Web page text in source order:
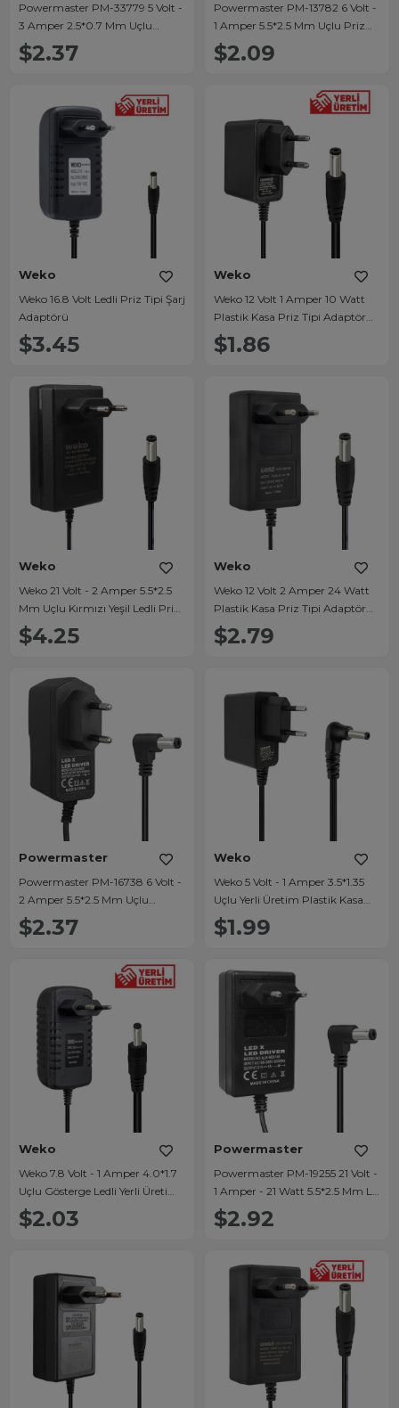
Powermaster PM-33779 5 Volt -
3 Amper 2.5*0.7 Mm Uçlu
Plastik Kasa Priz Tipi Adaptör
$2.37
Powermaster PM-13782 6 Volt -
1 Amper 5.5*2.5 Mm Uçlu Priz
Tipi Adaptör
$2.09
Weko
Weko 16.8 Volt Ledli Priz Tipi Şarj
Adaptörü
$3.45
Weko
Weko 12 Volt 1 Amper 10 Watt
Plastik Kasa Priz Tipi Adaptör
(5.5x2.5 Uçlu)
$1.86
Weko
Weko 21 Volt - 2 Amper 5.5*2.5
Mm Uçlu Kırmızı Yeşil Ledli Priz
Tipi Şarjlı Matkap Adaptörü
$4.25
Weko
Weko 12 Volt 2 Amper 24 Watt
Plastik Kasa Priz Tipi Adaptör
(5.5x2.5 Uçlu)
$2.79
Powermaster
Powermaster PM-16738 6 Volt -
2 Amper 5.5*2.5 Mm Uçlu
Plastik Kasa Priz Tipi Adaptör
$2.37
Weko
Weko 5 Volt - 1 Amper 3.5*1.35
Uçlu Yerli Üretim Plastik Kasa
Priz Tipi Adaptör
$1.99
Weko
Weko 7.8 Volt - 1 Amper 4.0*1.7
Uçlu Gösterge Ledli Yerli Üretim
Akü Şarj Adaptörü
$2.03
Powermaster
Powermaster PM-19255 21 Volt -
1 Amper - 21 Watt 5.5*2.5 Mm L
Uçlu Şarjlı Matkap Adaptörü
$2.92